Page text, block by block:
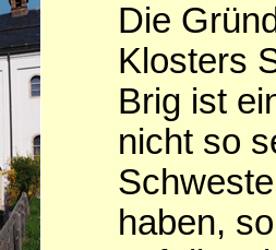
Die
Klosters
Brig ist
nicht so
haben,